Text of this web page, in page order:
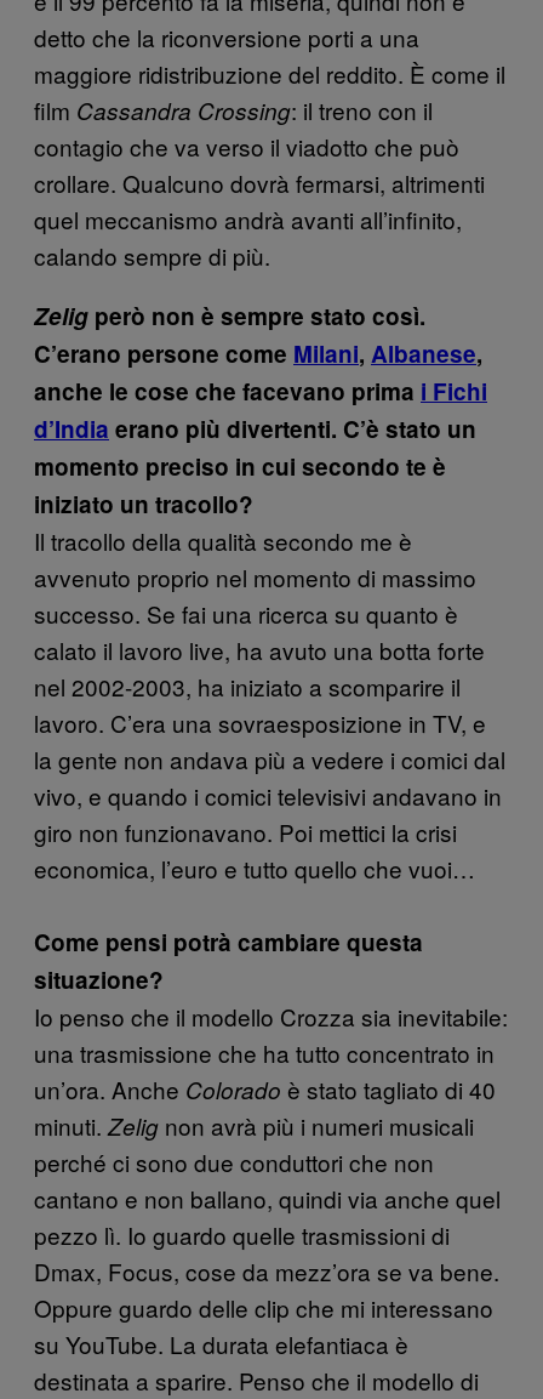
detto che la riconversione porti a una
maggiore ridistribuzione del reddito. È come il
film Cassandra Crossing: il treno con il
contagio che va verso il viadotto che può
crollare. Qualcuno dovrà fermarsi, altrimenti
quel meccanismo andrà avanti all’infinito,
calando sempre di più.
Zelig però non è sempre stato così.
C’erano persone come Milani, Albanese,
anche le cose che facevano prima i Fichi
d’India erano più divertenti. C’è stato un
momento preciso in cui secondo te è
iniziato un tracollo?
Il tracollo della qualità secondo me è
avvenuto proprio nel momento di massimo
successo. Se fai una ricerca su quanto è
calato il lavoro live, ha avuto una botta forte
nel 2002-2003, ha iniziato a scomparire il
lavoro. C’era una sovraesposizione in TV, e
la gente non andava più a vedere i comici dal
vivo, e quando i comici televisivi andavano in
giro non funzionavano. Poi mettici la crisi
economica, l’euro e tutto quello che vuoi…
Come pensi potrà cambiare questa
situazione?
Io penso che il modello Crozza sia inevitabile:
una trasmissione che ha tutto concentrato in
un’ora. Anche Colorado è stato tagliato di 40
minuti. Zelig non avrà più i numeri musicali
perché ci sono due conduttori che non
cantano e non ballano, quindi via anche quel
pezzo lì. Io guardo quelle trasmissioni di
Dmax, Focus, cose da mezz’ora se va bene.
Oppure guardo delle clip che mi interessano
su YouTube. La durata elefantiaca è
destinata a sparire. Penso che il modello di